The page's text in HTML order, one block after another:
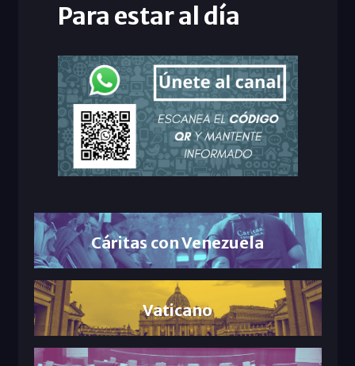
Para estar al día
Cáritas con Venezuela
Vaticano